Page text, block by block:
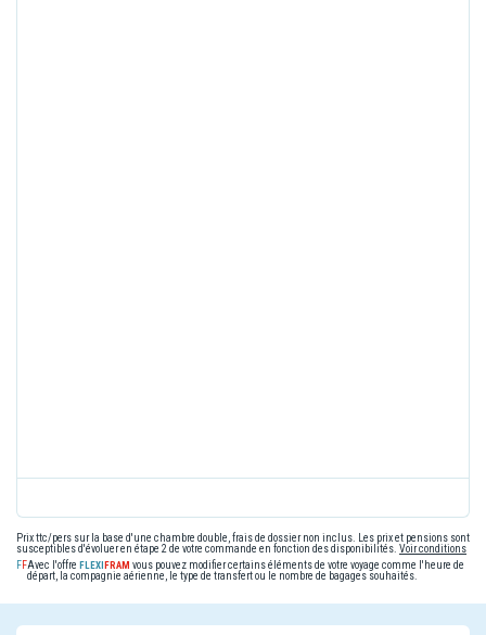
Prix ttc/pers sur la base d'une chambre double, frais de dossier non inclus. Les prix et pensions sont
susceptibles d'évoluer en étape 2 de votre commande en fonction des disponibilités. Voir conditions
Avec l'offre
vous pouvez modifier certains éléments de votre voyage comme l'heure de
départ, la compagnie aérienne, le type de transfert ou le nombre de bagages souhaités.